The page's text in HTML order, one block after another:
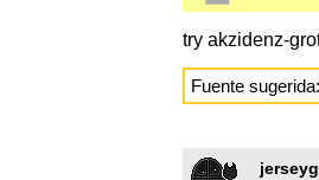
try akzidenz-
Fuente sugerida: